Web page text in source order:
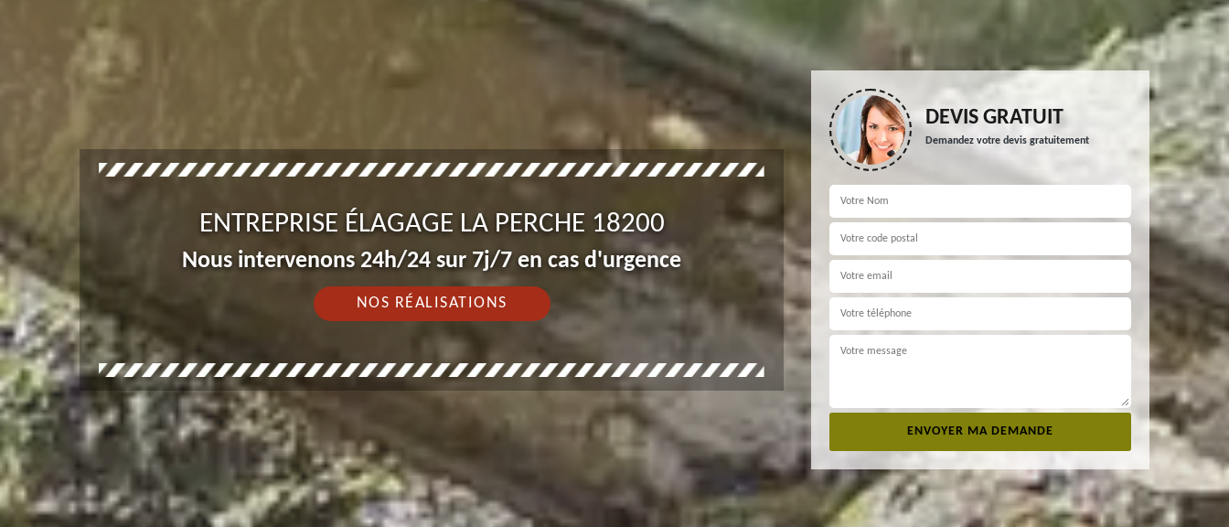
ENTREPRISE ÉLAGAGE LA PERCHE 18200
Nous intervenons 24h/24 sur 7j/7 en cas d'urgence
NOS RÉALISATIONS
DEVIS GRATUIT
Demandez votre devis gratuitement